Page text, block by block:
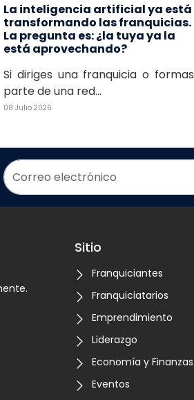
La inteligencia artificial ya está
transformando las franquicias.
La pregunta es: ¿la tuya ya la
está aprovechando?
Si diriges una franquicia o formas
parte de una red...
08 Julio 2026
Sitio
Franquiciantes
Franquiciatarios
Emprendimiento
Liderazgo
Economía y Finanzas
Eventos